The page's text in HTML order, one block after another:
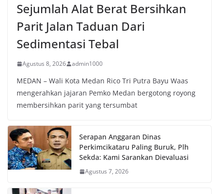
Sejumlah Alat Berat Bersihkan
Parit Jalan Taduan Dari
Sedimentasi Tebal
Agustus 8, 2026 admin1000
MEDAN – Wali Kota Medan Rico Tri Putra Bayu Waas
mengerahkan jajaran Pemko Medan bergotong royong
membersihkan parit yang tersumbat
Serapan Anggaran Dinas
Perkimcikataru Paling Buruk, Plh
Sekda: Kami Sarankan Dievaluasi
Agustus 7, 2026